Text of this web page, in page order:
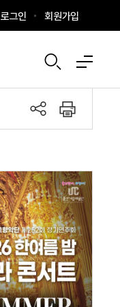
로그인 회원가입